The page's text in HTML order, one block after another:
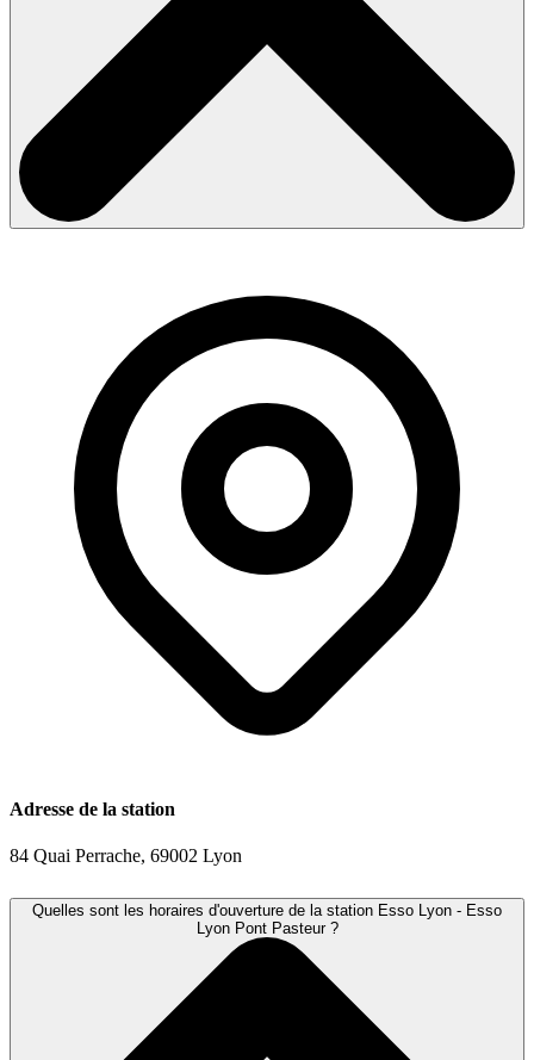
Adresse de la station
84 Quai Perrache, 69002 Lyon
Quelles sont les horaires d'ouverture de la station Esso Lyon - Esso
Lyon Pont Pasteur ?